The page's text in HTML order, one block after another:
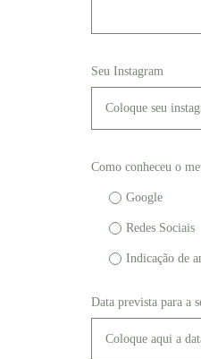
Seu Instagram
Como conheceu o
Google
Redes Sociais
Indicação de
Data prevista para a